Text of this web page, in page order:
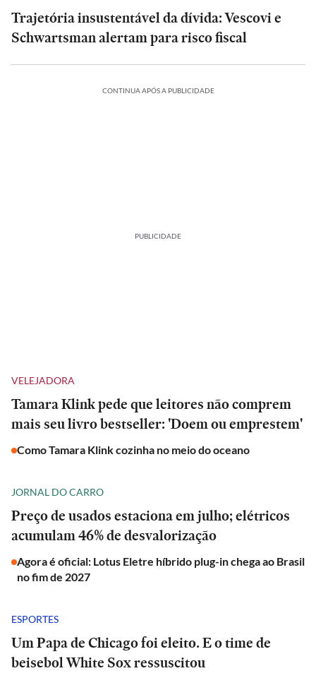
Trajetória insustentável da dívida: Vescovi e
Schwartsman alertam para risco fiscal
CONTINUA APÓS A PUBLICIDADE
PUBLICIDADE
VELEJADORA
Tamara Klink pede que leitores não comprem
mais seu livro bestseller: 'Doem ou emprestem'
Como Tamara Klink cozinha no meio do oceano
JORNAL DO CARRO
Preço de usados estaciona em julho; elétricos
acumulam 46% de desvalorização
Agora é oficial: Lotus Eletre híbrido plug-in chega ao Brasil
no fim de 2027
ESPORTES
Um Papa de Chicago foi eleito. E o time de
beisebol White Sox ressuscitou